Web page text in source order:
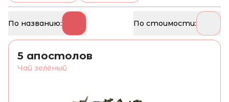
По названию: По стоимости:
5 апостолов
Чай зелёный